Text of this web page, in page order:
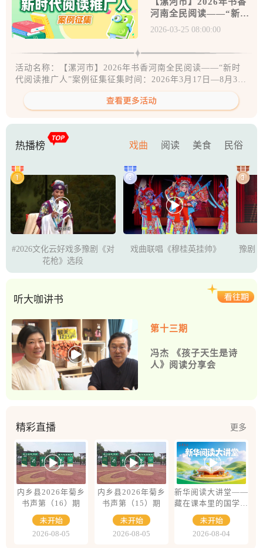
河南全民阅读——“新时
代阅读推广人”案例征集
2026-03-25 08:00:00
活动名称：【漯河市】2026年书香河南全民阅读——“新时
代阅读推广人”案例征集征集时间：2026年3月17日—8月31
日征集对象：个人或团体征集要求： 从业资历与基础深
厚，从事阅读推广工作满3年以上（提供工作证明、活动履
读、主题读书会等），年度积极组织群众性阅读活动（附活
动方案、现场照片、参与名单）；阅读推广成效显著，所组
织活动形成品牌效应，或使推广区域阅读参与率提升，有第
领域有创新理念、典型经验，被其他地区借鉴推广，或有新
闻媒体报道、编写阅读推广手册、推荐书目等实用资料;职业
素养良好，遵纪守法、文明知礼，无不良社会记录，在行业
内有良好声誉。 阅读事迹需描述行业贡献、阅读推广事
迹、阅读对自身影响、组织的读书活动、阅读引领成果等。
佐证材料：可附3分钟以内的短视频作为辅助资料（MP4格
式，分辨率不低于1080P），视频内容需真实反映申报情
况，无特效包装。报送要求：文字资料需客观真实、逻辑清
晰，附必要佐证材料（如证书、照片、记录等），图片（含
I），图片中的文字使用宋体、黑体等常用字体。联系人：黄
亚斌咨询电话：13183199956
热播榜 戏曲 阅读 美食 民俗
#2026文化云好戏多豫剧《对
花枪》选段
戏曲联唱《穆桂英挂帅》 豫剧
听大咖讲书
第十三期
冯杰 《孩子天生是诗
人》阅读分享会
精彩直播 更多
内乡县2026年菊乡
书声第（16）期
2026-08-05
内乡县2026年菊乡
书声第（15）期
2026-08-05
新华阅读大讲堂——
藏在课本里的国学课
《简说现代作家》
2026-08-04